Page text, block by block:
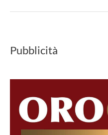
per
90
Lateranensi
Pubblicità